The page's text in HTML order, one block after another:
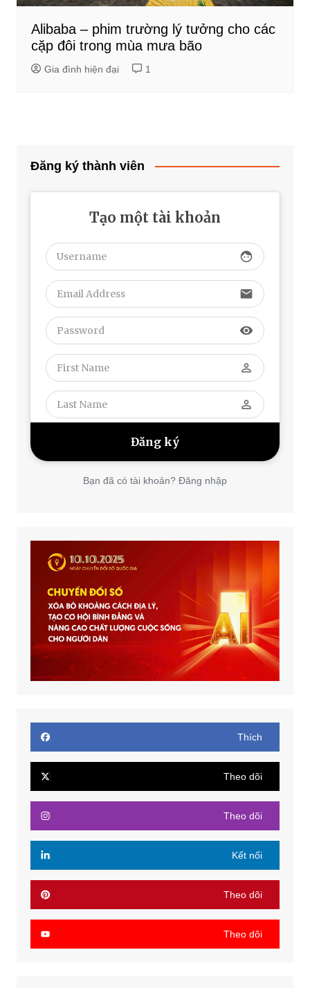
Alibaba – phim trường lý tưởng cho các
cặp đôi trong mùa mưa bão
Gia đình hiện đại 1
Đăng ký thành viên
Tạo một tài khoản
face
email
visibility
perm_identity
perm_identity
Bạn đã có tài khoản? Đăng nhập
Thích
Theo dõi
Theo dõi
Kết nối
Theo dõi
Theo dõi